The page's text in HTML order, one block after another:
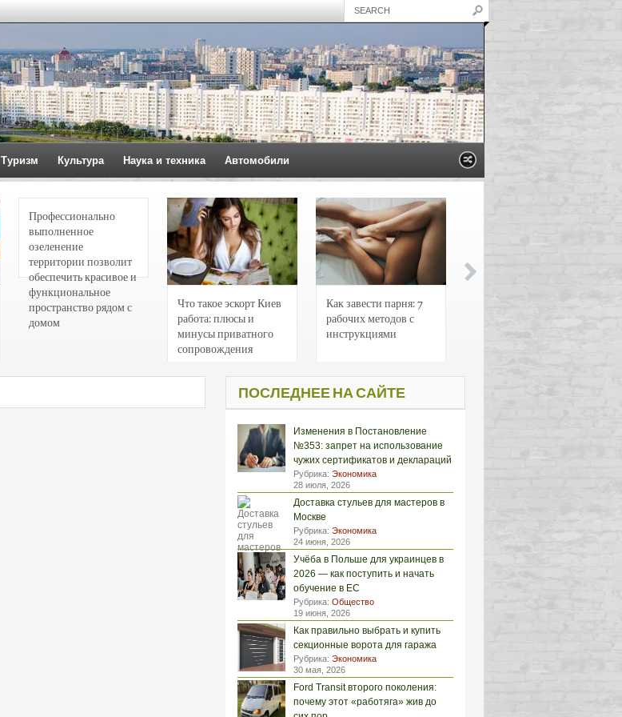
Туризм Культура Наука и техника Автомобили
Профессионально
выполненное
озеленение
территории позволит
обеспечить красивое и
функциональное
пространство рядом с
домом
Что такое эскорт Киев
работа: плюсы и
минусы приватного
сопровождения
Как завести парня: 7
рабочих методов с
инструкциями
ПОСЛЕДНЕЕ НА САЙТЕ
Изменения в Постановление
№353: запрет на использование
чужих сертификатов и деклараций
Рубрика: Экономика
28 июля, 2026
Доставка стульев для мастеров в
Москве
Рубрика: Экономика
24 июня, 2026
Учёба в Польше для украинцев в
2026 — как поступить и начать
обучение в ЕС
Рубрика: Общество
19 июня, 2026
Как правильно выбрать и купить
секционные ворота для гаража
Рубрика: Экономика
30 мая, 2026
Ford Transit второго поколения:
почему этот «работяга» жив до